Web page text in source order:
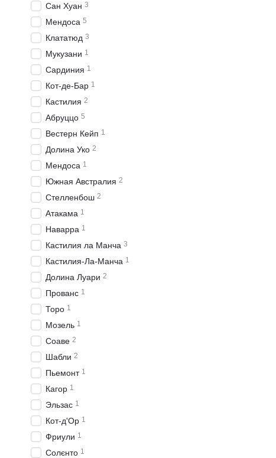
Сан Хуан 3
Мендоса 5
Клататюд 3
Мукузани 1
Сардиния 1
Кот-де-Бар 1
Кастилия 2
Абруццо 5
Вестерн Кейп 1
Долина Уко 2
Мендоса 1
Южная Австралия 2
Стелленбош 2
Атакама 1
Наварра 1
Кастилия ла Манча 3
Кастилия-Ла-Манча 1
Долина Луари 2
Прованс 1
Торо 1
Мозель 1
Соаве 2
Шабли 2
Пьемонт 1
Кагор 1
Эльзас 1
Кот-д'Ор 1
Фриули 1
Солєнто 1